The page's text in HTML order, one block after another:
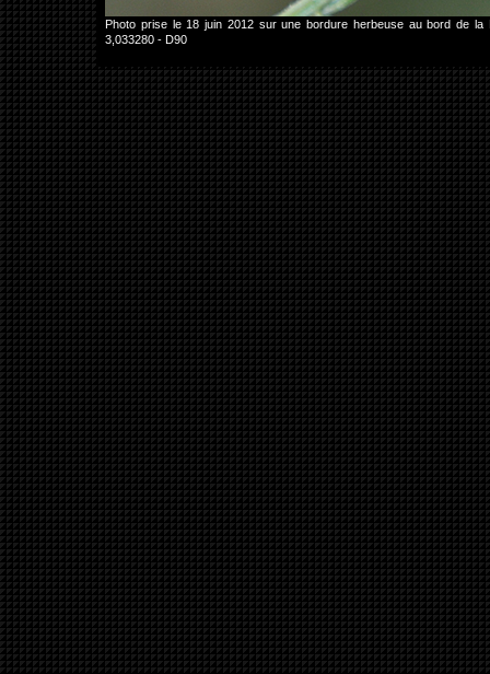
Photo prise le 18 juin 2012 sur une bordure herbeuse au bord de la
3,033280 - D90